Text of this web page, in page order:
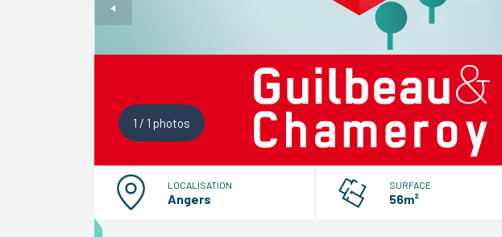
1 / 1 photos
LOCALISATION
Angers
SURFACE
56m²